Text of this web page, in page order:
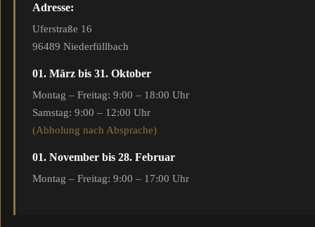
Adresse:
Uferstraße 16
96489 Niederfüllbach
01. März bis 31. Oktober
Montag – Freitag: 9:00 – 18:00 Uhr
Samstag: 9:00 – 12:00 Uhr
(Abholung nach Absprache)
01. November bis 28. Februar
Montag – Freitag: 9:00 – 17:00 Uhr